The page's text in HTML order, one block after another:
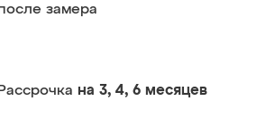
замера
Рассрочка на 3, 4, 6 месяцев